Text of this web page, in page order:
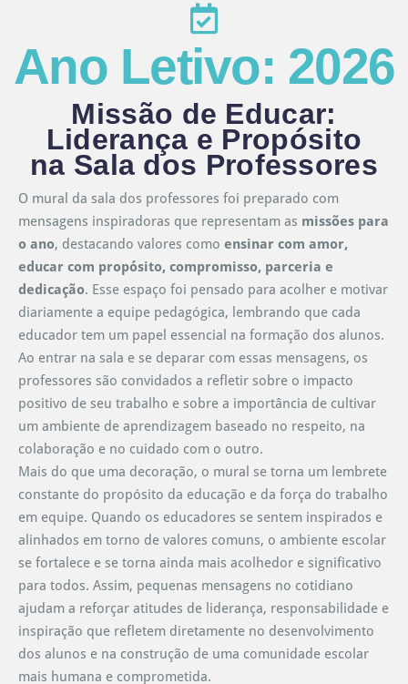
Ano Letivo: 2026
Missão de Educar:
Liderança e Propósito
na Sala dos Professores
O mural da sala dos professores foi preparado com
mensagens inspiradoras que representam as missões para
o ano, destacando valores como ensinar com amor,
educar com propósito, compromisso, parceria e
dedicação. Esse espaço foi pensado para acolher e motivar
diariamente a equipe pedagógica, lembrando que cada
educador tem um papel essencial na formação dos alunos.
Ao entrar na sala e se deparar com essas mensagens, os
professores são convidados a refletir sobre o impacto
positivo de seu trabalho e sobre a importância de cultivar
um ambiente de aprendizagem baseado no respeito, na
colaboração e no cuidado com o outro.
Mais do que uma decoração, o mural se torna um lembrete
constante do propósito da educação e da força do trabalho
em equipe. Quando os educadores se sentem inspirados e
alinhados em torno de valores comuns, o ambiente escolar
se fortalece e se torna ainda mais acolhedor e significativo
para todos. Assim, pequenas mensagens no cotidiano
ajudam a reforçar atitudes de liderança, responsabilidade e
inspiração que refletem diretamente no desenvolvimento
dos alunos e na construção de uma comunidade escolar
mais humana e comprometida.